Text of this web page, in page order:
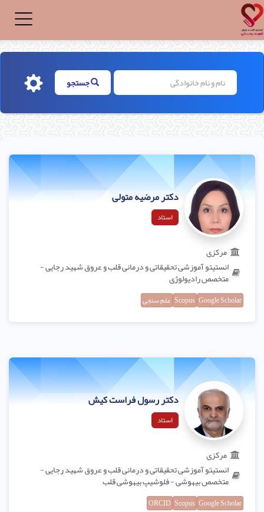
جستجو
دکتر مرضیه متولی
استاد
مرکزی
انستیتو آموزشی تحقیقاتی و درمانی قلب و عروق شهید رجایی -
متخصص رادیولوژی
Google Scholar
Scopus علم سنجی
دکتر رسول فراست کیش
استاد
مرکزی
انستیتو آموزشی تحقیقاتی و درمانی قلب و عروق شهید رجایی -
متخصص بیهوشی - فلوشیپ بیهوشی قلب
Google Scholar
Scopus
ORCID